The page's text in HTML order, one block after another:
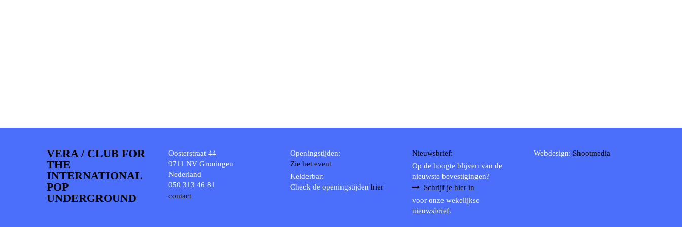
VERA / CLUB FOR
THE
INTERNATIONAL
POP
UNDERGROUND
Oosterstraat 44
9711 NV Groningen
Nederland
050 313 46 81
contact
Openingstijden:
Zie het event
Kelderbar:
Check de openingstijden hier
Nieuwsbrief:
Op de hoogte blijven van de
nieuwste bevestigingen?
Schrijf je hier in
voor onze wekelijkse
nieuwsbrief.
Webdesign: Shootmedia